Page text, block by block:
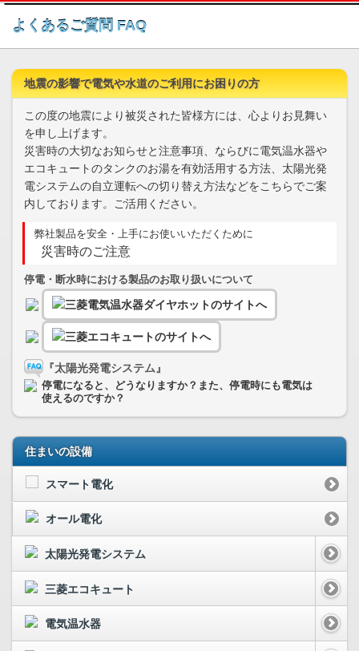
このページの本文へ
よくあるご質問 FAQ
地震の影響で電気や水道のご利用にお困りの方
この度の地震により被災された皆様方には、心よりお見舞い
を申し上げます。
災害時の大切なお知らせと注意事項、ならびに電気温水器や
エコキュートのタンクのお湯を有効活用する方法、太陽光発
電システムの自立運転への切り替え方法などをこちらでご案
内しております。ご活用ください。
弊社製品を安全・上手にお使いいただくために
災害時のご注意
停電・断水時における製品のお取り扱いについて
『太陽光発電システム』
停電になると、どうなりますか？また、停電時にも電気は
使えるのですか？
住まいの設備
スマート電化
オール電化
太陽光発電システム
三菱エコキュート
電気温水器